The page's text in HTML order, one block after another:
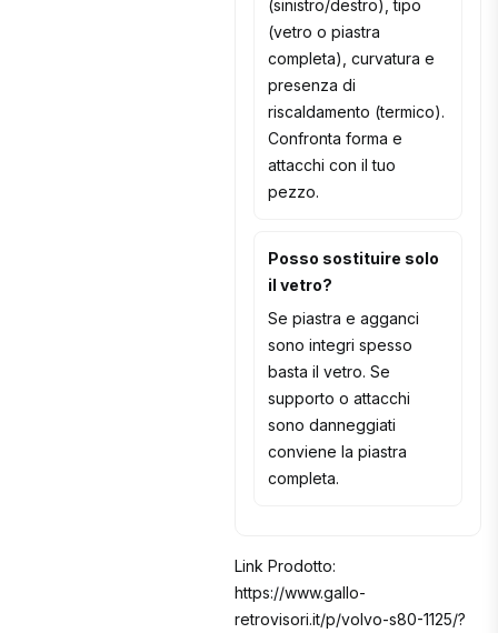
(sinistro/destro), tipo
(vetro o piastra
completa), curvatura e
presenza di
riscaldamento (termico).
Confronta forma e
attacchi con il tuo
pezzo.
Posso sostituire solo
il vetro?
Se piastra e agganci
sono integri spesso
basta il vetro. Se
supporto o attacchi
sono danneggiati
conviene la piastra
completa.
Link Prodotto:
https://www.gallo-
retrovisori.it/p/volvo-s80-1125/?